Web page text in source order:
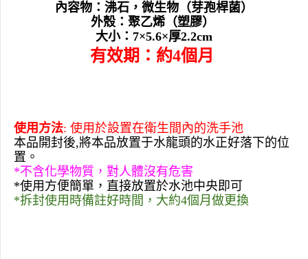
內容物： 沸石 ，微生物（芽孢桿菌）
外殼：聚乙烯（塑膠）
大小： 7×5.6×厚2.2cm
有效期：約4個月
使用方法: 使用於設置在衛生間內的洗手池
本品開封後,將本品放置于水龍頭的水正好落下的位
置。
*不含化學物質，對人體沒有危害
*使用方便簡單，直接放置於水池中央即可
*拆封使用時備註好時間，大約4個月做更換